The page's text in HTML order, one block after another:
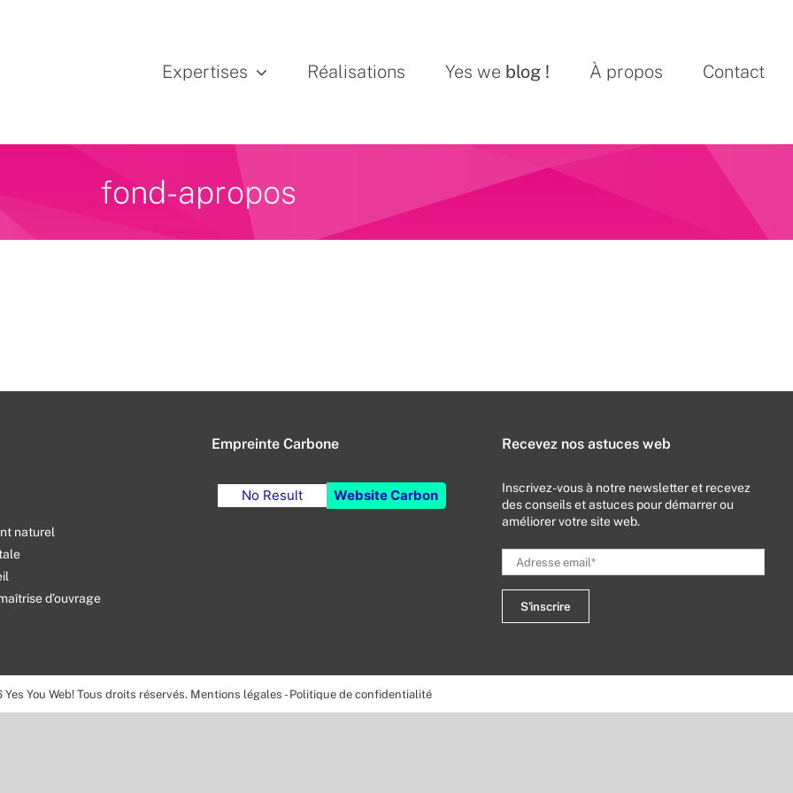
Expertises Réalisations Yes we blog ! À propos Contact
fond-apropos
naturel
d’ouvrage
Empreinte Carbone
No Result Website Carbon
Recevez nos astuces web
Inscrivez-vous à notre newsletter et recevez
des conseils et astuces pour démarrer ou
améliorer votre site web.
Yes You Web! Tous droits réservés. Mentions légales - Politique de confidentialité